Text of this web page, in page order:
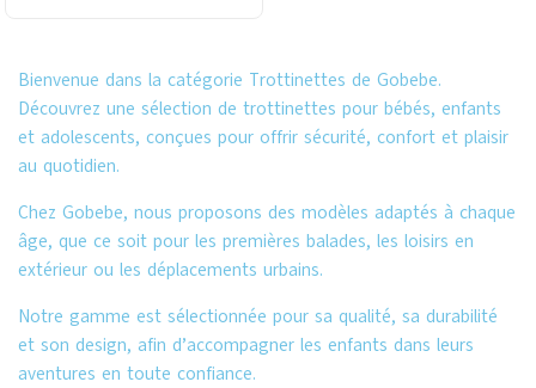
Bienvenue dans la catégorie Trottinettes de Gobebe.
Découvrez une sélection de trottinettes pour bébés, enfants
et adolescents, conçues pour offrir sécurité, confort et plaisir
au quotidien.
Chez Gobebe, nous proposons des modèles adaptés à chaque
âge, que ce soit pour les premières balades, les loisirs en
extérieur ou les déplacements urbains.
Notre gamme est sélectionnée pour sa qualité, sa durabilité
et son design, afin d’accompagner les enfants dans leurs
aventures en toute confiance.